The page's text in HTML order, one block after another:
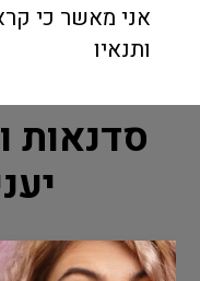
אני מאשר כי
ותנאיו
סדנאות